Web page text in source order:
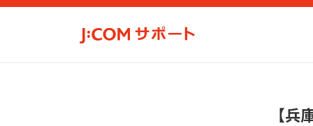
【